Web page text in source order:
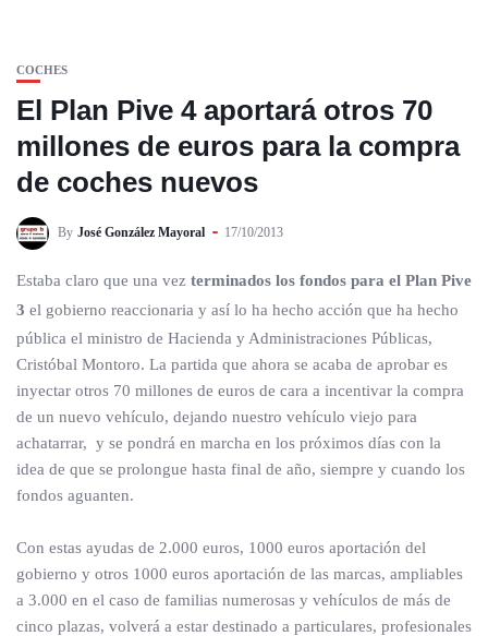
COCHES
El Plan Pive 4 aportará otros 70
millones de euros para la compra
de coches nuevos
By José González Mayoral 17/10/2013
Estaba claro que una vez terminados los fondos para el Plan Pive
3 el gobierno reaccionaria y así lo ha hecho acción que ha hecho
pública el ministro de Hacienda y Administraciones Públicas,
Cristóbal Montoro. La partida que ahora se acaba de aprobar es
inyectar otros 70 millones de euros de cara a incentivar la compra
de un nuevo vehículo, dejando nuestro vehículo viejo para
achatarrar, y se pondrá en marcha en los próximos días con la
idea de que se prolongue hasta final de año, siempre y cuando los
fondos aguanten.
Con estas ayudas de 2.000 euros, 1000 euros aportación del
gobierno y otros 1000 euros aportación de las marcas, ampliables
a 3.000 en el caso de familias numerosas y vehículos de más de
cinco plazas, volverá a estar destinado a particulares, profesionales